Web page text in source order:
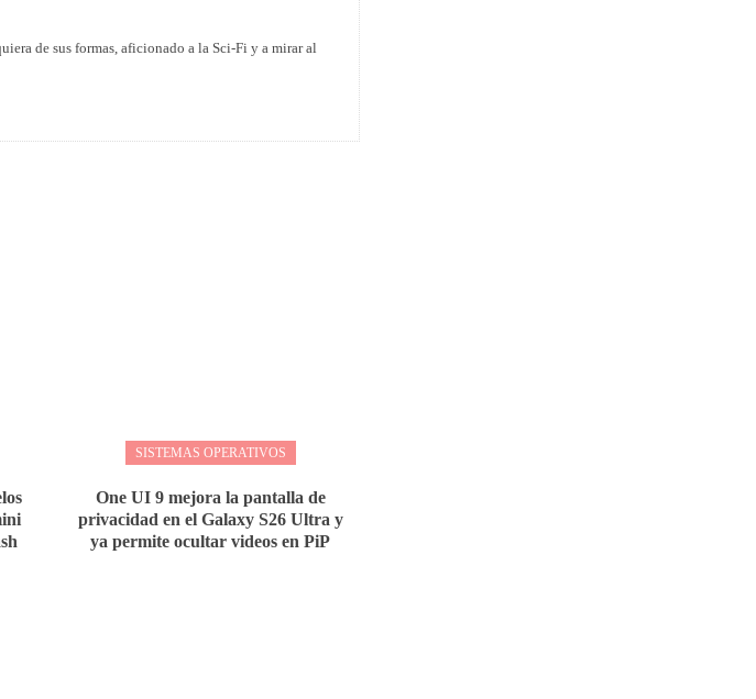
de sus formas, aficionado a la Sci-Fi y a mirar al
SISTEMAS OPERATIVOS
One UI 9 mejora la pantalla de
privacidad en el Galaxy S26 Ultra y
ya permite ocultar videos en PiP